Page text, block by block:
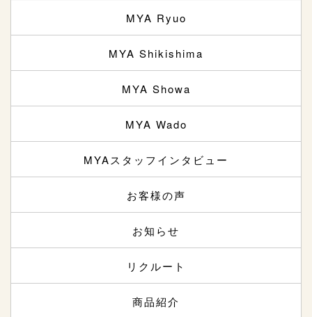
MYA Ryuo
MYA Shikishima
MYA Showa
MYA Wado
MYAスタッフインタビュー
お客様の声
お知らせ
リクルート
商品紹介